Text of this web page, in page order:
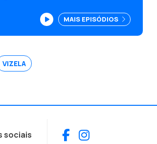
MAIS EPISÓDIOS
VIZELA
sociais Facebook
Instagram